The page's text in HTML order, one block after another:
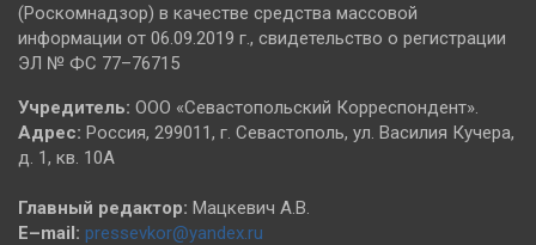
(Роскомнадзор) в качестве средства массовой
информации от 06.09.2019 г., свидетельство о регистрации
ЭЛ № ФС 77–76715
Учредитель: ООО «Севастопольский Корреспондент».
Адрес: Россия, 299011, г. Севастополь, ул. Василия Кучера,
д. 1, кв. 10А
Главный редактор: Мацкевич А.В.
E–mail: pressevkor@yandex.ru